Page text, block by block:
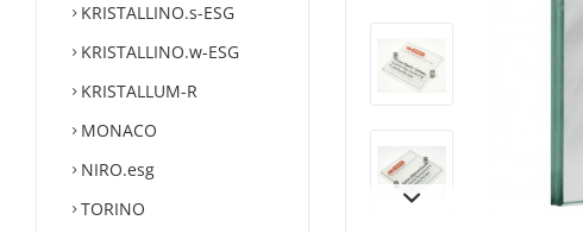
KRISTALLINO.s-ESG
KRISTALLINO.w-ESG
KRISTALLUM-R
MONACO
NIRO.esg
TORINO